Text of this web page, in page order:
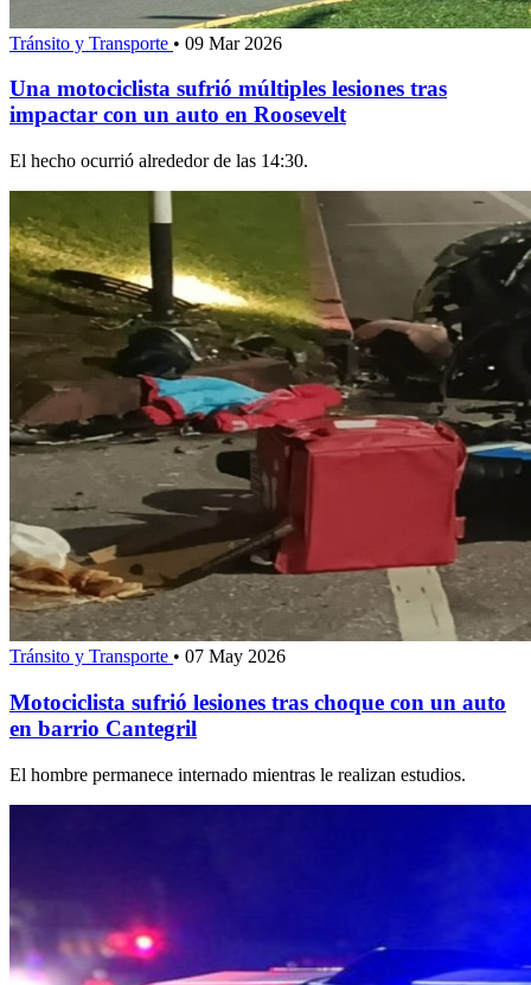
Tránsito y Transporte • 09 Mar 2026
Una motociclista sufrió múltiples lesiones tras
impactar con un auto en Roosevelt
El hecho ocurrió alrededor de las 14:30.
Tránsito y Transporte • 07 May 2026
Motociclista sufrió lesiones tras choque con un auto
en barrio Cantegril
El hombre permanece internado mientras le realizan estudios.